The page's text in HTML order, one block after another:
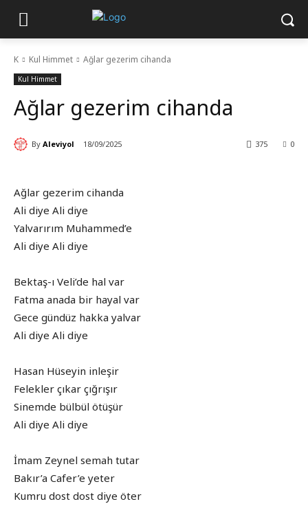
K Kul Himmet Ağlar gezerim cihanda
Kul Himmet
Ağlar gezerim cihanda
By Aleviyol 18/09/2025 0
375
Ağlar gezerim cihanda
Ali diye Ali diye
Yalvarırım Muhammed’e
Ali diye Ali diye
Bektaş-ı Veli’de hal var
Fatma anada bir hayal var
Gece gündüz hakka yalvar
Ali diye Ali diye
Hasan Hüseyin inleşir
Felekler çıkar çığrışır
Sinemde bülbül ötüşür
Ali diye Ali diye
İmam Zeynel semah tutar
Bakır’a Cafer’e yeter
Kumru dost dost diye öter